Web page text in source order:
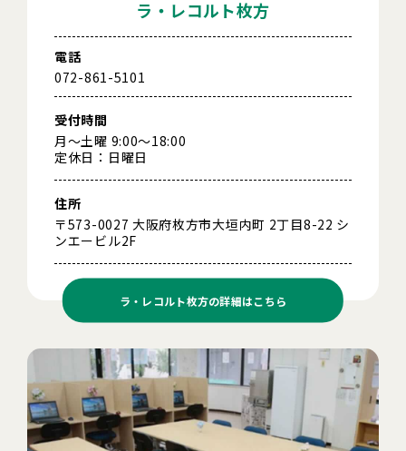
ラ・レコルト枚方
電話
072-861-5101
受付時間
月～土曜 9:00～18:00
定休日：日曜日
住所
〒573-0027 大阪府枚方市大垣内町 2丁目8-22 シ
ンエービル2F
ラ・レコルト枚方の詳細はこちら